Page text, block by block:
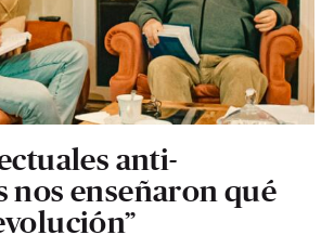
anti-
nos enseñaron qué